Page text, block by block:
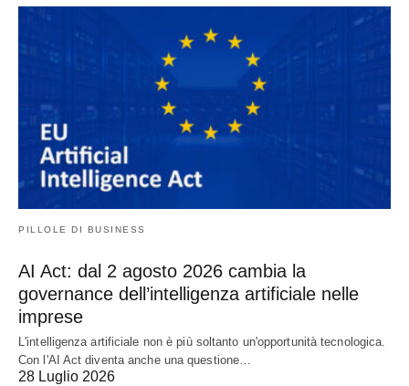
PILLOLE DI BUSINESS
AI Act: dal 2 agosto 2026 cambia la
governance dell’intelligenza artificiale nelle
imprese
L'intelligenza artificiale non è più soltanto un'opportunità tecnologica.
Con l'AI Act diventa anche una questione…
28 Luglio 2026